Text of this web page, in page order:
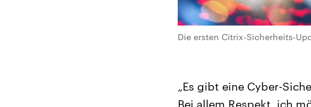
Die ersten Citrix-Sicherheits-
„Es gibt eine Cyber-
Bei allem Respekt, ich